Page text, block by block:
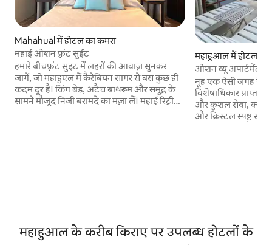
Mahahual में होटल का कमरा
महाई ओशन फ़्रंट सुईट
हमारे बीचफ़्रंट सुइट में लहरों की आवाज़ सुनकर
जागें, जो महाहुएल में कैरेबियन सागर से बस कुछ ही
कदम दूर है। किंग बेड, अटैच बाथरूम और समुद्र के
सामने मौजूद निजी बरामदे का मज़ा लें। महाई रिट्रीट
महाहुआल में होटल का
ओशन व्यू अपार्टमेंट
नूह एक ऐसी जगह है,
विशेषाधिकार प्राप्त
और कुशल सेवा, क्लब
और क्रिस्टल स्पष्ट
महाहुआल के करीब किराए पर उपलब्ध होटलों के